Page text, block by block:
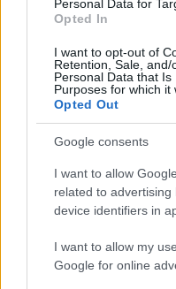
Personal Data for
Opted In
I want to opt-out of
Retention, Sale,
Personal Data that
Purposes for which it
Opted Out
Google consents
I want to allow
related to
device identifiers in
I want to allow my
Google for online
Η Αθήνα και ο πολιτισμός
«μαρτυρούν» την ιστορία